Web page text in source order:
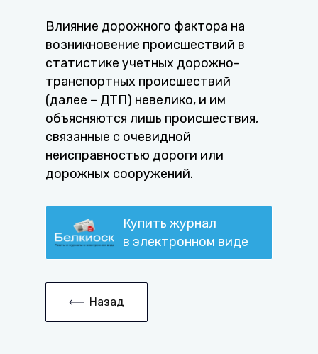
Влияние дорожного фактора на
возникновение происшествий в
статистике учетных дорожно-
транспортных происшествий
(далее – ДТП) невелико, и им
объясняются лишь происшествия,
связанные с очевидной
неисправностью дороги или
дорожных сооружений.
Купить журнал
в электронном виде
Назад